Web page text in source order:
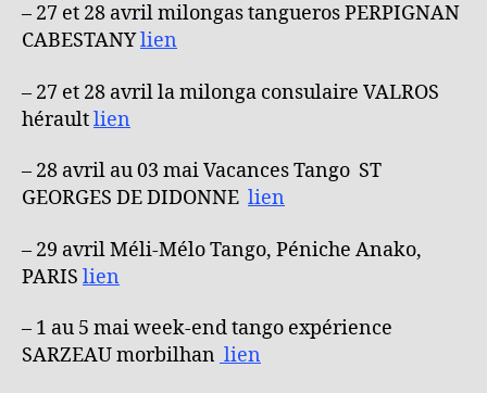
– 27 et 28 avril milongas tangueros PERPIGNAN
CABESTANYlien
– 27 et 28 avril la milonga consulaire VALROS
héraultlien
– 28 avril au 03 mai Vacances Tango ST
GEORGES DE DIDONNE lien
– 29 avril Méli-Mélo Tango, Péniche Anako,
PARIS lien
– 1 au 5 mai week-end tango expérience
SARZEAU morbilhan lien